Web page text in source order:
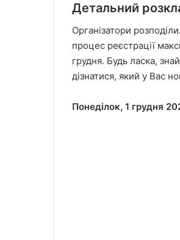
Детальний
Організатори
процес реєстрації
грудня. Будь ласка,
дізнатися, який у Вас
Понеділок, 1 грудня